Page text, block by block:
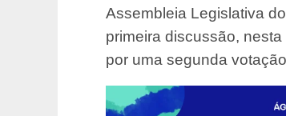
Assembleia Legislativa
primeira discussão,
por uma segunda